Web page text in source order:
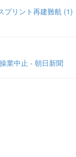
プリント再建難航 (1)
業中止 - 朝日新聞